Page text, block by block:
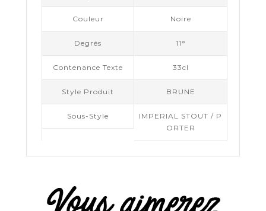
Couleur Noire
Degrés 11°
Contenance Texte 33cl
Style Produit BRUNE
Sous-Style
IMPERIAL STOUT / P
ORTER